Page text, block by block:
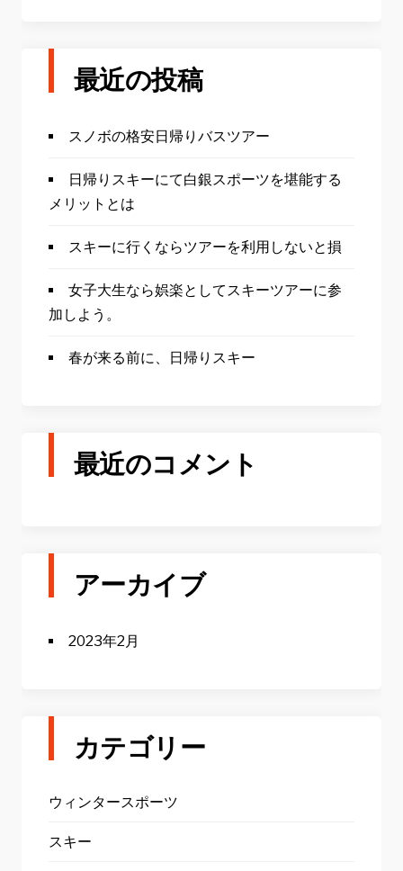
最近の投稿
スノボの格安日帰りバスツアー
日帰りスキーにて白銀スポーツを堪能する
メリットとは
スキーに行くならツアーを利用しないと損
女子大生なら娯楽としてスキーツアーに参
加しよう。
春が来る前に、日帰りスキー
最近のコメント
アーカイブ
2023年2月
カテゴリー
ウィンタースポーツ
スキー